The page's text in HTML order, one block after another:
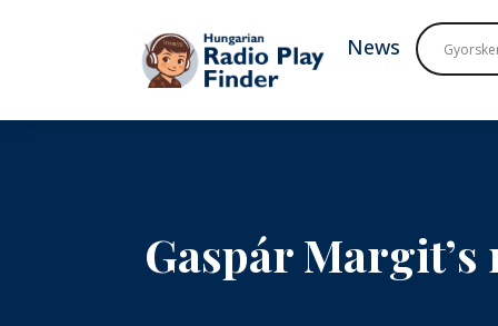
News
Gaspár